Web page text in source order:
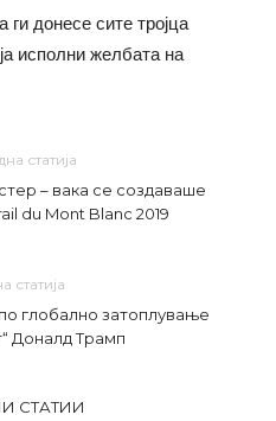
ги донесе сите тројца
исполни желбата на
статија
– вака се создаваше
du Mont Blanc 2019
статија
глобално затоплување
Доналд Трамп
СТАТИИ